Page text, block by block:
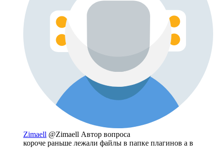
Zimaell @Zimaell Автор вопроса
короче раньше лежали файлы в папке плагинов а в